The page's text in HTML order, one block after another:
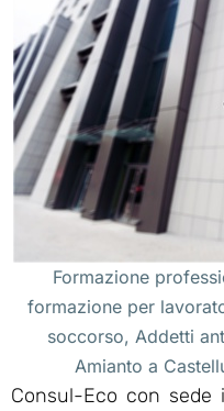
Formazione
formazione per
soccorso, Addetti
Amianto a
Consul-Eco con sede